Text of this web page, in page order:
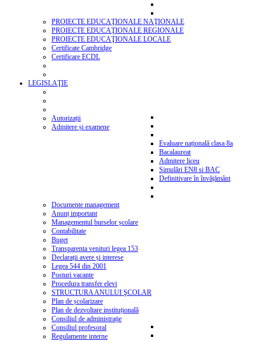
PROIECTE EDUCAŢIONALE NAŢIONALE
PROIECTE EDUCAŢIONALE REGIONALE
PROIECTE EDUCAŢIONALE LOCALE
Certificate Cambridge
Certificare ECDL
LEGISLAŢIE
Autorizații
Admitere și examene
Evaluare națională clasa 8a
Bacalaureat
Admitere liceu
Simulări EN8 si BAC
Definitivare în învățământ
Documente management
Anunț important
Managementul burselor școlare
Contabilitate
Buget
Transparenta venituri legea 153
Declarații avere și interese
Legea 544 din 2001
Posturi vacante
Procedura transfer elevi
STRUCTURA ANULUI ŞCOLAR
Plan de școlarizare
Plan de dezvoltare instituțională
Consiliul de administrație
Consiliul profesoral
Regulamente interne